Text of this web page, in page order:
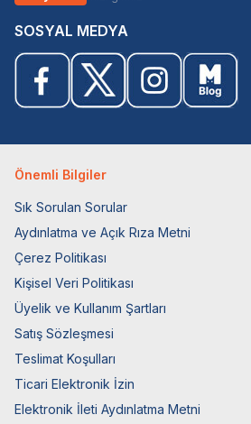
SOSYAL MEDYA
Önemli Bilgiler
Sık Sorulan Sorular
Aydınlatma ve Açık Rıza Metni
Çerez Politikası
Kişisel Veri Politikası
Üyelik ve Kullanım Şartları
Satış Sözleşmesi
Teslimat Koşulları
Ticari Elektronik İzin
Elektronik İleti Aydınlatma Metni